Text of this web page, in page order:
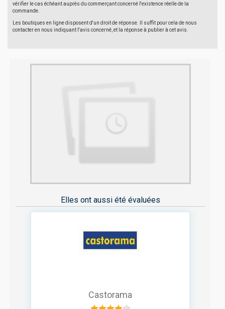
vérifier le cas échéant auprès du commerçant concerné l'existence réelle de la
commande.
Les boutiques en ligne disposent d'un droit de réponse. Il suffit pour cela de nous
contacter en nous indiquant l'avis concerné, et la réponse à publier à cet avis.
Elles ont aussi été évaluées
Castorama